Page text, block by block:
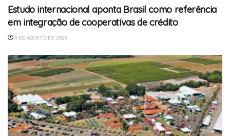
Estudo internacional aponta Brasil como referência
em integração de cooperativas de crédito
4 DE AGOSTO DE 2026